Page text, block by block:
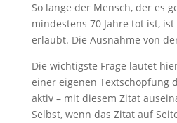
So lange der Mensch, der es
mindestens 70 Jahre tot ist,
erlaubt. Die Ausnahme von
Die wichtigste Frage lautet
einer eigenen Textschöpfung
aktiv – mit diesem Zitat
Selbst, wenn das Zitat auf